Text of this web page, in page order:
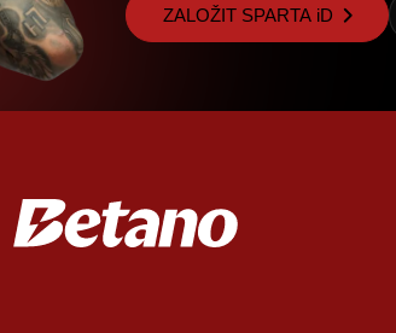
ZALOŽIT SPARTA iD